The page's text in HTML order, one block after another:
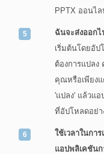
PPTX ออนไ
ฉันจะส่งออกไ
เริ่มต้นโดยอั
ต้องการแปลง
คุณหรือเพียง
'แปลง' แล้วแอ
ที่อัปโหลดอย่า
ใช้เวลาในกา
แอปพลิเคชันก